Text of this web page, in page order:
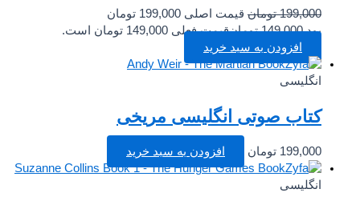
199,000 تومان
قیمت اصلی 199,000 تومان
149,000 تومانقیمت فعلی 149,000 تومان است.
افزودن به سبد خرید
انگلیسی
کتاب صوتی انگلیسی مریخی
199,000 تومان افزودن به سبد خرید
انگلیسی